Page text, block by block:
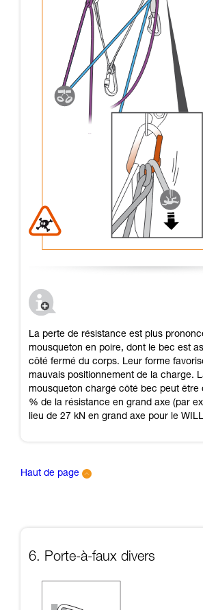
La perte de résistance est plus
mousqueton en poire, dont le bec est
côté fermé du corps. Leur forme
mauvais positionnement de la charge.
mousqueton chargé côté bec peut être
% de la résistance en grand axe (par
lieu de 27 kN en grand axe pour le
Haut de page
6. Porte-à-faux divers